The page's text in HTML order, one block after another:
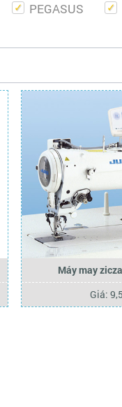
PEGASUS
Máy may
Giá: